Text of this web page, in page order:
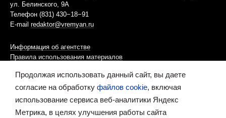
ул. Белинского, 9А
Телефон (831) 430−18−91
E-mail redaktor@vremyan.ru
Информация об агентстве
Правила использования материалов
Информационная политика использования «cookies»-файлов
Ресурс содержит материалы 16+
Продолжая использовать данный сайт, вы даете
согласие на обработку файлов cookie, включая
использование сервиса веб-аналитики Яндекс
Метрика, в целях улучшения работы сайта